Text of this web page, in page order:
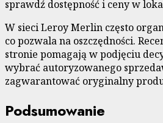
sprawdź dostępność i ceny w
W sieci Leroy Merlin często
co pozwala na oszczędności.
stronie pomagają w podjęciu
wybrać autoryzowanego
zagwarantować oryginalny
Podsumowanie